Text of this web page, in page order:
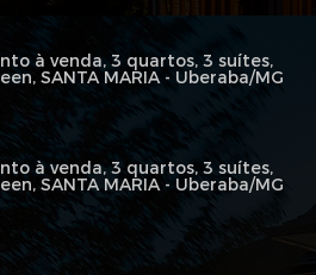
à venda, 3 quartos, 3 suítes,
SANTA MARIA - Uberaba/MG
à venda, 3 quartos, 3 suítes,
SANTA MARIA - Uberaba/MG